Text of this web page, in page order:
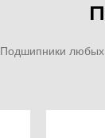
Подшипники любых